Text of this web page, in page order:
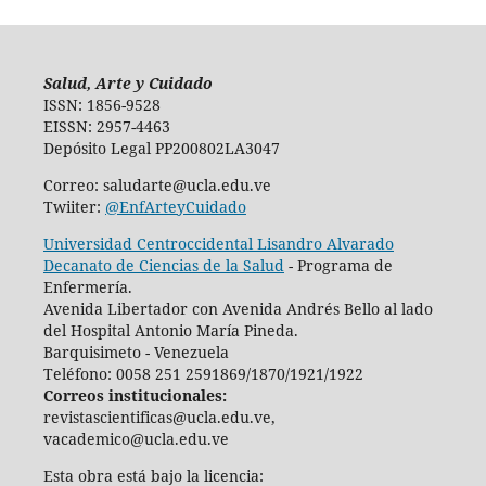
Salud, Arte y Cuidado
ISSN: 1856-9528
EISSN: 2957-4463
Depósito Legal PP200802LA3047
Correo: saludarte@ucla.edu.ve
Twiiter: @EnfArteyCuidado
Universidad Centroccidental Lisandro Alvarado
Decanato de Ciencias de la Salud- Programa de
Enfermería.
Avenida Libertador con Avenida Andrés Bello al lado
del Hospital Antonio María Pineda.
Barquisimeto - Venezuela
Teléfono: 0058 251 2591869/1870/1921/1922
Correos institucionales:
revistascientificas@ucla.edu.ve,
vacademico@ucla.edu.ve
Esta obra está bajo la licencia: